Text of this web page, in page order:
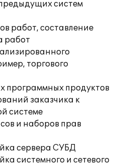
систем
работ, составление
работ
торгового
продуктов
заказчика к
системе
и наборов прав
сервера СУБД
системного и сетевого